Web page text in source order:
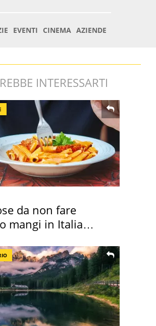
INTERESSARTI
da non fare
mangi in Italia